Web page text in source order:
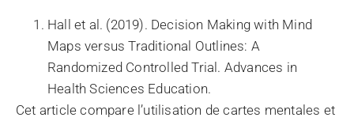
Hall et al. (2019). Decision Making with Mind
Maps versus Traditional Outlines: A
Randomized Controlled Trial. Advances in
Health Sciences Education.
Cet article compare l’utilisation de cartes mentales et